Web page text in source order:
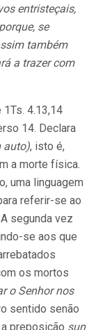
entristeçais,
se
também
a trazer com
4.13,14
14. Declara
auto), isto é,
a morte física.
uma linguagem
referir-se ao
segunda vez
se aos que
os mortos
o Senhor nos
sentido senão
preposição sun